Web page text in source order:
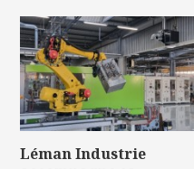
Léman Industrie